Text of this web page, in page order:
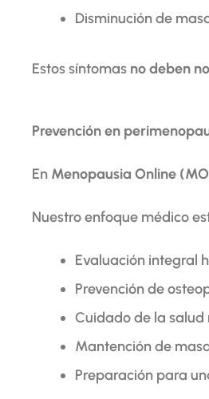
Disminución de
Estos síntomas no deben
Prevención en
En Menopausia Online
Nuestro enfoque médico
Evaluación integral
Prevención de
Cuidado de la
Mantención de
Preparación para